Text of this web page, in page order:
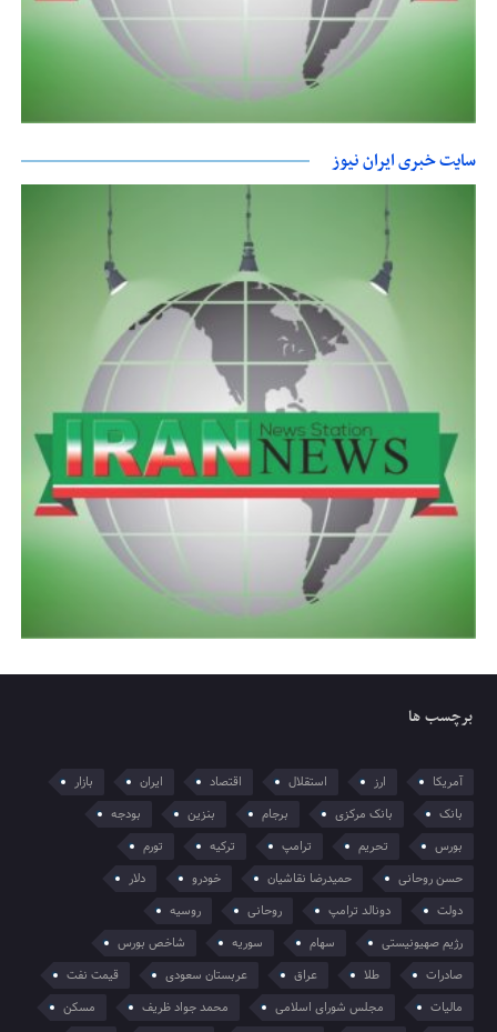
سایت خبری ایران نیوز
برچسب ها
آمریکا ارز استقلال اقتصاد ایران
بازار
بانک
بانک مرکزی برجام بنزین
بودجه
بورس
تحریم ترامپ ترکیه
تورم
حسن روحانی
حمیدرضا نقاشیان خودرو
دلار
دولت
دونالد ترامپ روحانی
روسیه
رژیم صهیونیستی
سهام سوریه
شاخص بورس
صادرات
طلا عراق عربستان سعودی
قیمت نفت
مالیات
مجلس شورای اسلامی محمد جواد ظریف
مسکن